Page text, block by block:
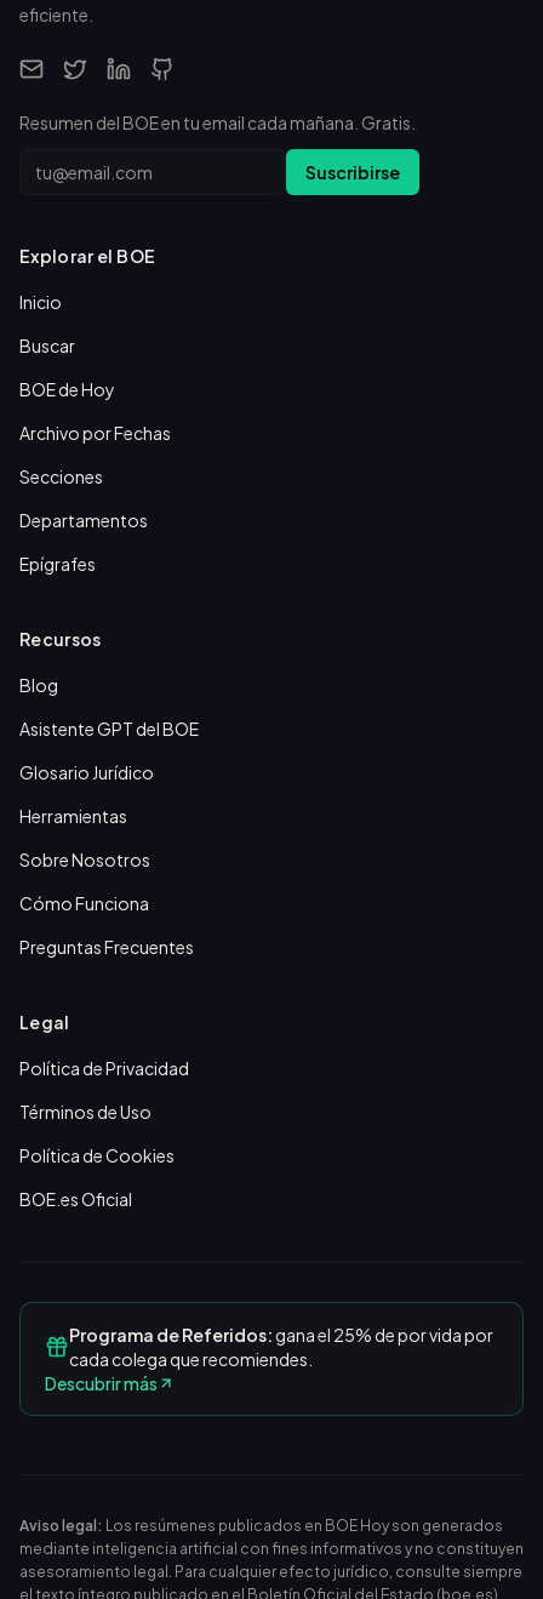
eficiente.
Resumen del BOE en tu email cada mañana. Gratis.
Email Suscribirse
Explorar el BOE
Inicio
Buscar
BOE de Hoy
Archivo por Fechas
Secciones
Departamentos
Epígrafes
Recursos
Blog
Asistente GPT del BOE
Glosario Jurídico
Herramientas
Sobre Nosotros
Cómo Funciona
Preguntas Frecuentes
Legal
Política de Privacidad
Términos de Uso
Política de Cookies
BOE.es Oficial
Programa de Referidos:gana el 25% de por vida por
cada colega que recomiendes.
Descubrir más
Aviso legal: Los resúmenes publicados en BOE Hoy son generados
mediante inteligencia artificial con fines informativos y no constituyen
asesoramiento legal. Para cualquier efecto jurídico, consulte siempre
el texto íntegro publicado en el Boletín Oficial del Estado (boe.es)